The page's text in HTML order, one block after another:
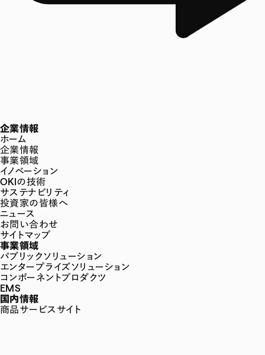
企業情報
ホーム
企業情報
事業領域
イノベーション
OKIの技術
サステナビリティ
投資家の皆様へ
ニュース
お問い合わせ
サイトマップ
事業領域
パブリックソリューション
エンタープライズソリューション
コンポーネントプロダクツ
EMS
国内情報
商品サービスサイト